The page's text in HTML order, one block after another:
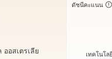
ออสเตรเลีย
ดัชนีคะแนน
เทคโนโลยี